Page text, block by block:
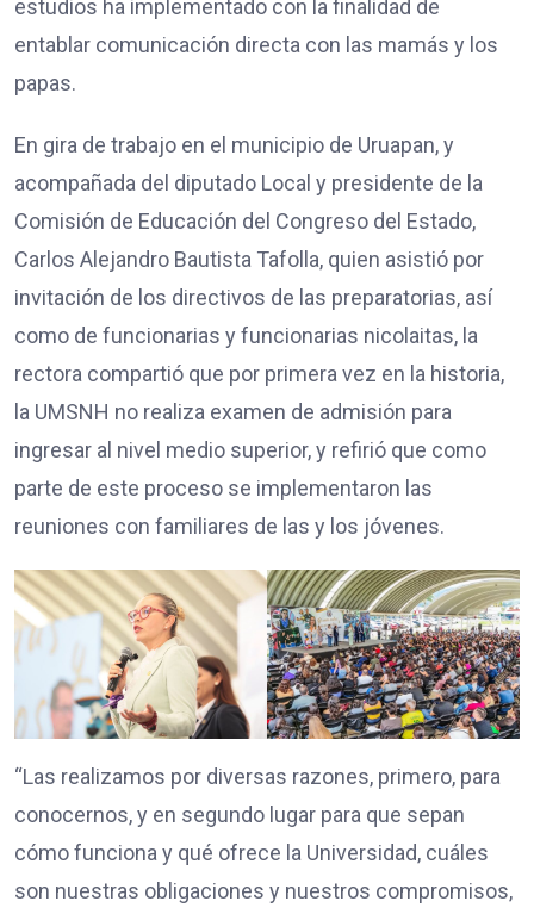
estudios ha implementado con la finalidad de
entablar comunicación directa con las mamás y los
papas.
En gira de trabajo en el municipio de Uruapan, y
acompañada del diputado Local y presidente de la
Comisión de Educación del Congreso del Estado,
Carlos Alejandro Bautista Tafolla, quien asistió por
invitación de los directivos de las preparatorias, así
como de funcionarias y funcionarias nicolaitas, la
rectora compartió que por primera vez en la historia,
la UMSNH no realiza examen de admisión para
ingresar al nivel medio superior, y refirió que como
parte de este proceso se implementaron las
reuniones con familiares de las y los jóvenes.
“Las realizamos por diversas razones, primero, para
conocernos, y en segundo lugar para que sepan
cómo funciona y qué ofrece la Universidad, cuáles
son nuestras obligaciones y nuestros compromisos,